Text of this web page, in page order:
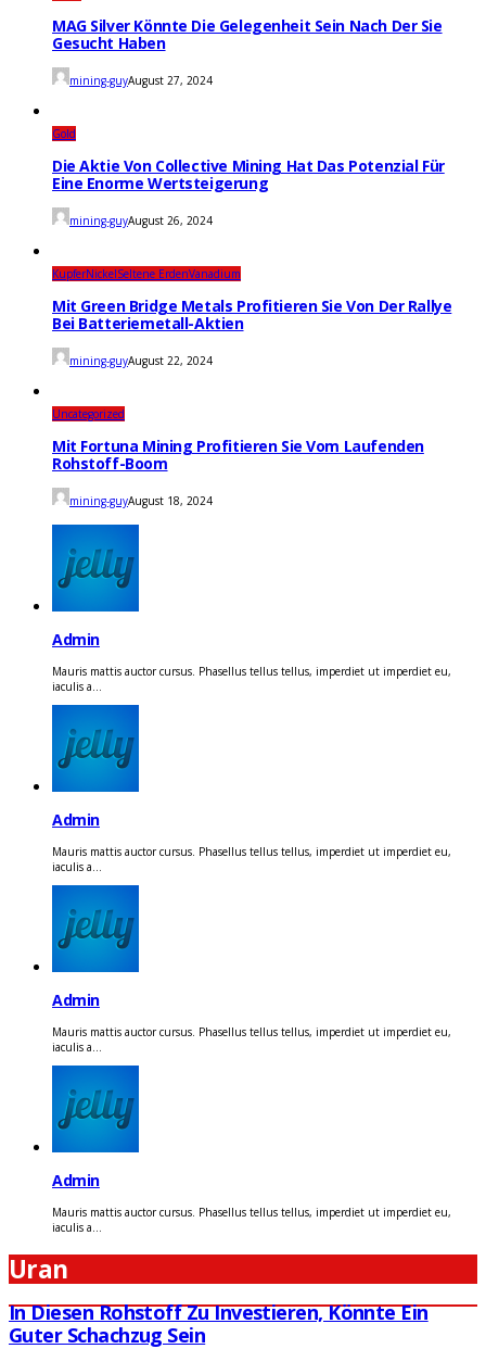
MAG Silver Könnte Die Gelegenheit Sein Nach Der Sie
Gesucht Haben
mining-guyAugust 27, 2024
Gold
Die Aktie Von Collective Mining Hat Das Potenzial Für
Eine Enorme Wertsteigerung
mining-guyAugust 26, 2024
KupferNickelSeltene ErdenVanadium
Mit Green Bridge Metals Profitieren Sie Von Der Rallye
Bei Batteriemetall-Aktien
mining-guyAugust 22, 2024
Uncategorized
Mit Fortuna Mining Profitieren Sie Vom Laufenden
Rohstoff-Boom
mining-guyAugust 18, 2024
Admin
Mauris mattis auctor cursus. Phasellus tellus tellus, imperdiet ut imperdiet eu,
iaculis a...
Admin
Mauris mattis auctor cursus. Phasellus tellus tellus, imperdiet ut imperdiet eu,
iaculis a...
Admin
Mauris mattis auctor cursus. Phasellus tellus tellus, imperdiet ut imperdiet eu,
iaculis a...
Admin
Mauris mattis auctor cursus. Phasellus tellus tellus, imperdiet ut imperdiet eu,
iaculis a...
Uran
In Diesen Rohstoff Zu Investieren, Könnte Ein
Guter Schachzug Sein